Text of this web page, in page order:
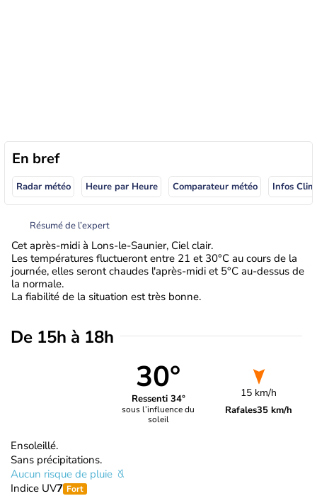
En bref
Radar météo Heure par Heure Comparateur météo Infos
Résumé de l’expert
Cet après-midi à Lons-le-Saunier, Ciel clair.
Les températures fluctueront entre 21 et 30°C au cours de la
journée, elles seront chaudes l'après-midi et 5°C au-dessus de
la normale.
La fiabilité de la situation est très bonne.
De 15h à 18h
30°
Ressenti 34°
sous l’influence du
soleil
15 km/h
Rafales35 km/h
Ensoleillé.
Sans précipitations.
Aucun risque de pluie
Indice UV7 Fort